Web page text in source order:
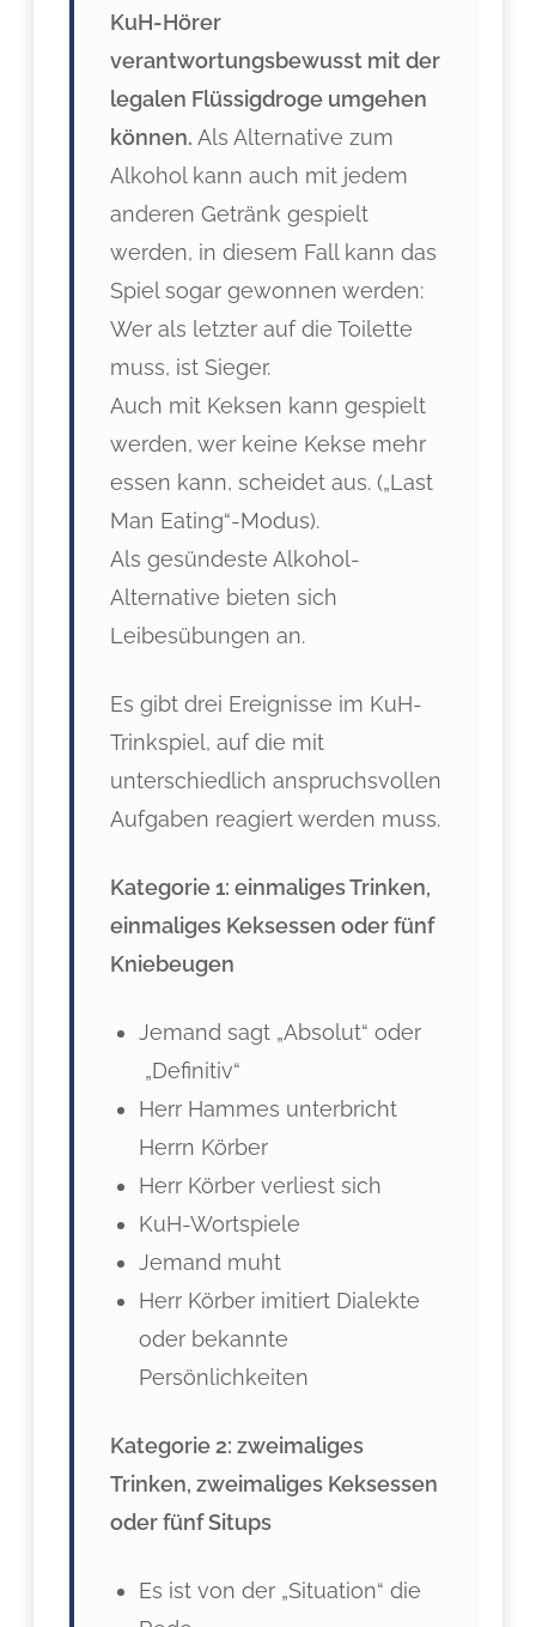
KuH-Hörer
verantwortungsbewusst mit der
legalen Flüssigdroge umgehen
können.Als Alternative zum
Alkohol kann auch mit jedem
anderen Getränk gespielt
werden, in diesem Fall kann das
Spiel sogar gewonnen werden:
Wer als letzter auf die Toilette
muss, ist Sieger.
Auch mit Keksen kann gespielt
werden, wer keine Kekse mehr
essen kann, scheidet aus. („Last
Man Eating“-Modus).
Als gesündeste Alkohol-
Alternative bieten sich
Leibesübungen an.
Es gibt drei Ereignisse im KuH-
Trinkspiel, auf die mit
unterschiedlich anspruchsvollen
Aufgaben reagiert werden muss.
Kategorie 1: einmaliges Trinken,
einmaliges Keksessen oder fünf
Kniebeugen
Jemand sagt „Absolut“ oder
„Definitiv“
Herr Hammes unterbricht
Herrn Körber
Herr Körber verliest sich
KuH-Wortspiele
Jemand muht
Herr Körber imitiert Dialekte
oder bekannte
Persönlichkeiten
Kategorie 2: zweimaliges
Trinken, zweimaliges Keksessen
oder fünf Situps
Es ist von der „Situation“ die